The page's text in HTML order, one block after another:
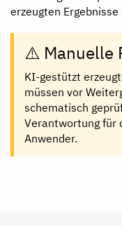
erzeugten
⚠️ Manuelle
KI-gestützt
müssen vor
schematisch
Verantwortung für
Anwender.